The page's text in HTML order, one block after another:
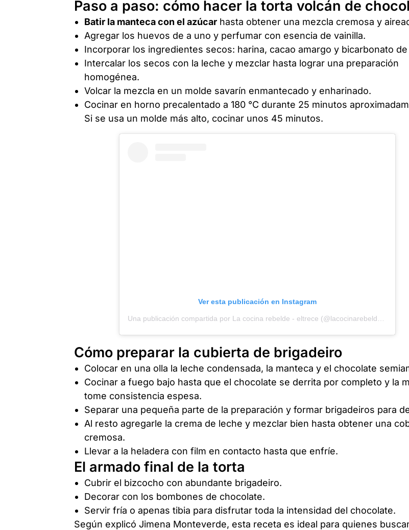
Paso a paso: cómo hacer la torta volcán de
Batir la manteca con el azúcar hasta obtener una mezcla cremosa y
Agregar los huevos de a uno y perfumar con esencia de vainilla.
Incorporar los ingredientes secos: harina, cacao amargo y bicarbonato
Intercalar los secos con la leche y mezclar hasta lograr una preparación
homogénea.
Volcar la mezcla en un molde savarín enmantecado y enharinado.
Cocinar en horno precalentado a 180 °C durante 25 minutos
Si se usa un molde más alto, cocinar unos 45 minutos.
Ver esta publicación en Instagram
Cómo preparar la cubierta de brigadeiro
Colocar en una olla la leche condensada, la manteca y el chocolate
Cocinar a fuego bajo hasta que el chocolate se derrita por completo y la
tome consistencia espesa.
Separar una pequeña parte de la preparación y formar brigadeiros para
Al resto agregarle la crema de leche y mezclar bien hasta obtener una
cremosa.
Llevar a la heladera con film en contacto hasta que enfríe.
El armado final de la torta
Cubrir el bizcocho con abundante brigadeiro.
Decorar con los bombones de chocolate.
Servir fría o apenas tibia para disfrutar toda la intensidad del chocolate.
Según explicó Jimena Monteverde, esta receta es ideal para quienes